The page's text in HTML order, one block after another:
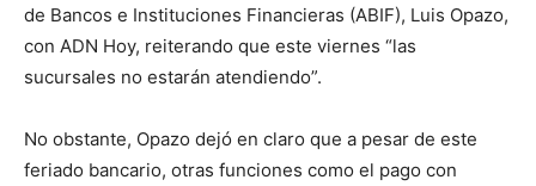
de Bancos e Instituciones Financieras (ABIF), Luis Opazo,
con ADN Hoy, reiterando que este viernes “las
sucursales no estarán atendiendo”.
No obstante, Opazo dejó en claro que a pesar de este
feriado bancario, otras funciones como el pago con